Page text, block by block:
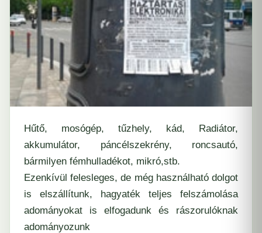
Hűtő, mosógép, tűzhely, kád, Radiátor,
akkumulátor, páncélszekrény, roncsautó,
bármilyen fémhulladékot, mikró,stb.
Ezenkívül felesleges, de még használható dolgot
is elszállítunk, hagyaték teljes felszámolása
adományokat is elfogadunk és rászorulóknak
adományozunk